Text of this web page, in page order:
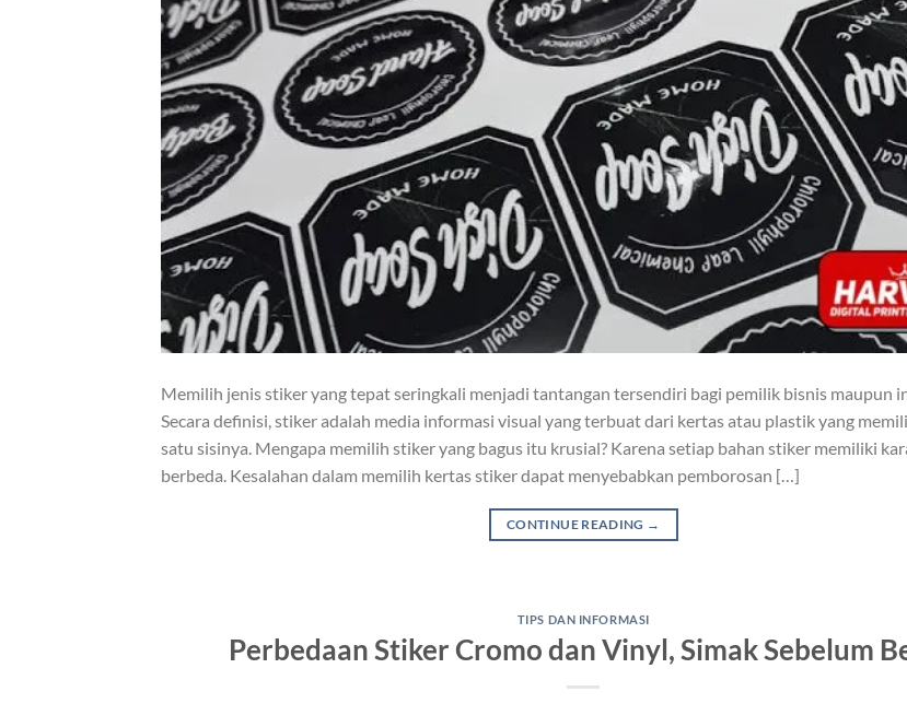
Memilih jenis stiker yang tepat seringkali menjadi tantangan tersendiri bagi pemilik bisnis maupun
Secara definisi, stiker adalah media informasi visual yang terbuat dari kertas atau plastik yang
satu sisinya. Mengapa memilih stiker yang bagus itu krusial? Karena setiap bahan stiker memiliki
berbeda. Kesalahan dalam memilih kertas stiker dapat menyebabkan pemborosan […]
CONTINUE READING →
TIPS DAN INFORMASI
Perbedaan Stiker Cromo dan Vinyl, Simak Sebelum